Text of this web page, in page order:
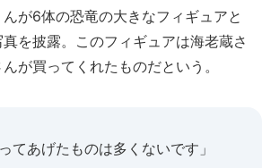
が6体の恐竜の大きなフィギュアと
を披露。このフィギュアは海老蔵さ
が買ってくれたものだという。
てあげたものは多くないです」